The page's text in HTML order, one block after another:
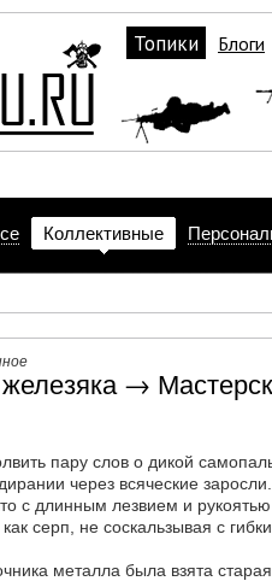
Топики Блоги
Коллективные
→
пару слов о дикой
через всяческие заросли.
с длинным лезвием и
серп, не соскальзывая с
металла была взята